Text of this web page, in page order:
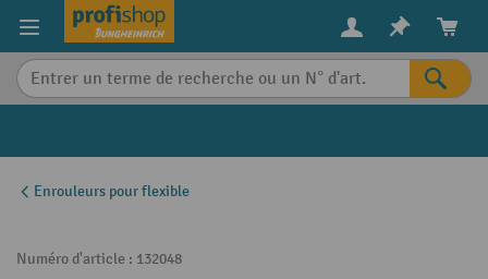
content
Enrouleurs pour flexible
Numéro d'article : 132048